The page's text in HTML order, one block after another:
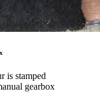
gearbox